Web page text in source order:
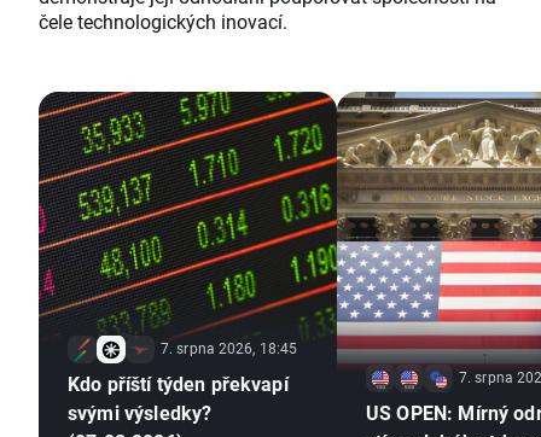
čele technologických inovací.
7. srpna 2026, 18:45
Kdo příští týden překvapí
svými výsledky?
7. srpna
US OPEN: Mírný